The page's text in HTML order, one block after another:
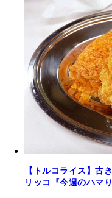
【トルコライス】古
リッコ『今週のハマ